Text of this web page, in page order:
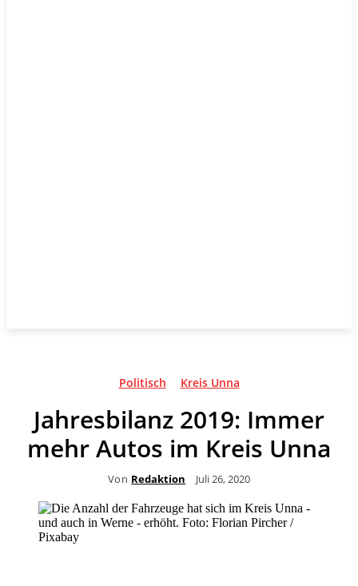
Politisch Kreis Unna
Jahresbilanz 2019: Immer
mehr Autos im Kreis Unna
Von Redaktion Juli 26, 2020